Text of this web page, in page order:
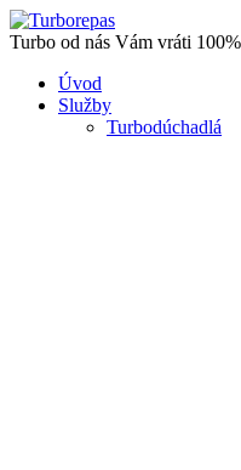
Turbo od nás Vám vráti
Úvod
Služby
Turbodúchadlá